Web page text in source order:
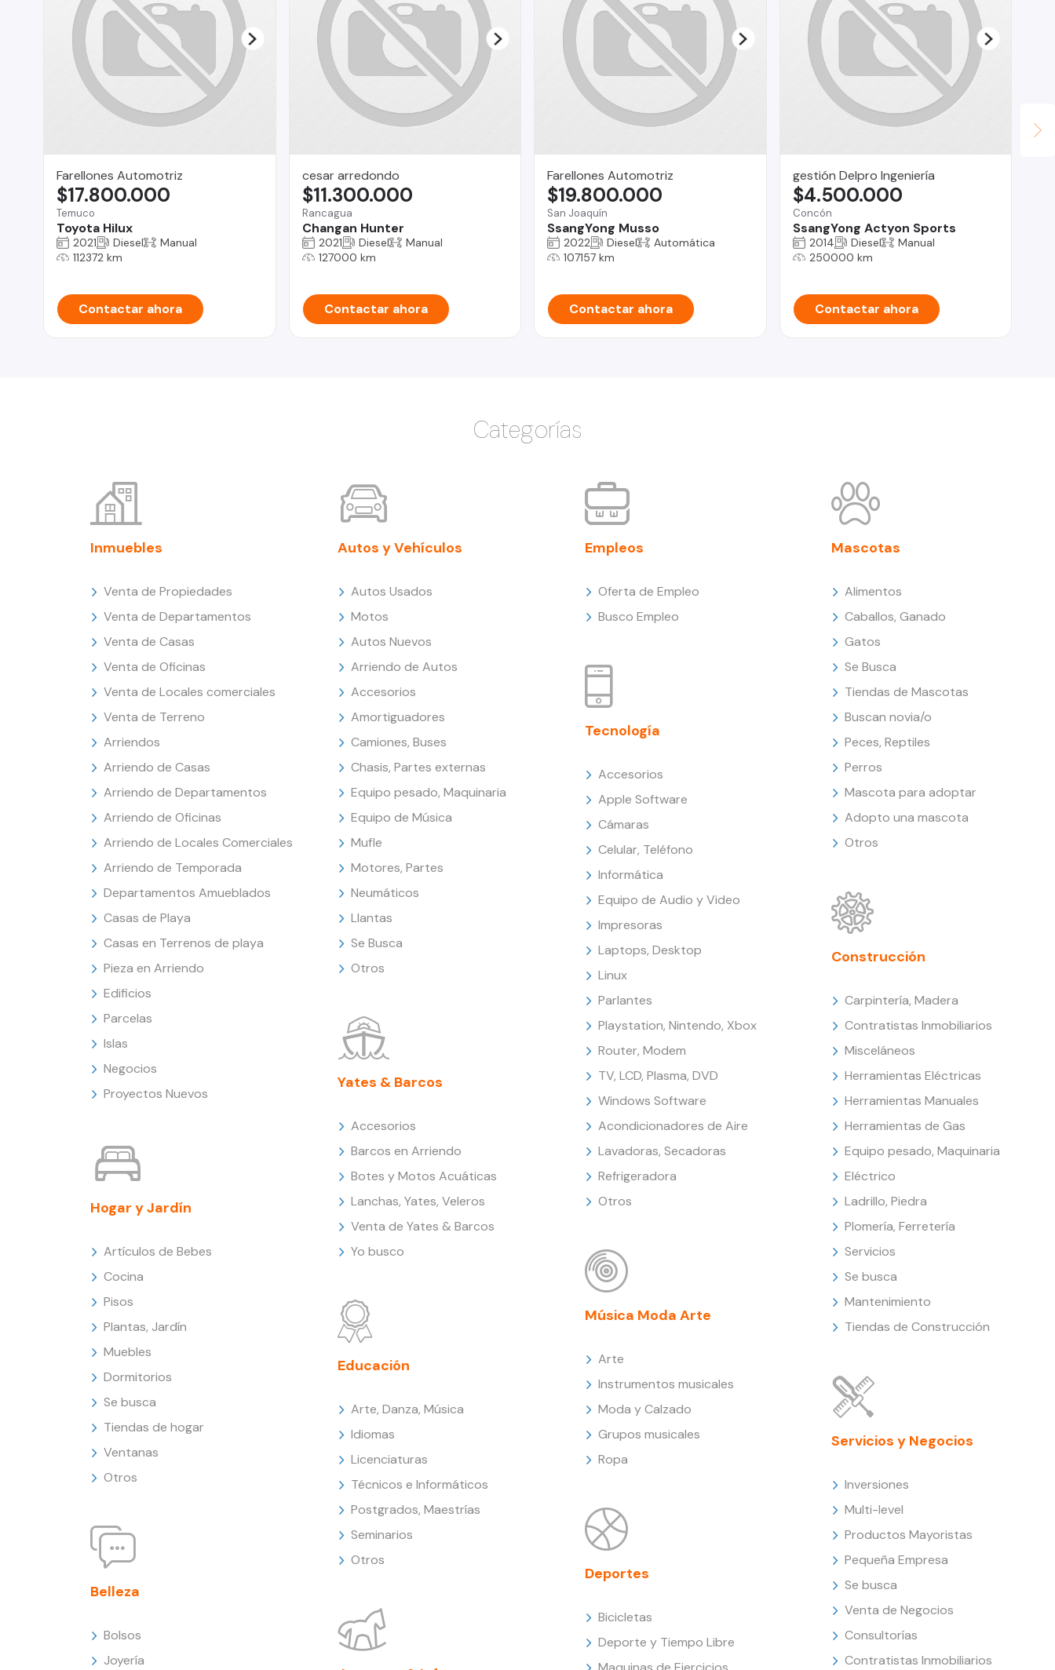
Farellones Automotriz
Temuco
Toyota Hilux
$17.800.000
2021 Diesel
Manual
112372 km
Contactar ahora
cesar arredondo
Rancagua
Changan Hunter
$11.300.000
2021 Diesel
Manual
127000 km
Contactar ahora
Farellones Automotriz
San Joaquín
SsangYong Musso
$19.800.000
2022 Diesel
Automática
107157 km
Contactar ahora
gestión Delpro Ingeniería
Concón
SsangYong Actyon Sports
$4.500.000
2014 Diesel
Manual
250000 km
Contactar ahora
Categorías
Inmuebles
Venta de Propiedades
Venta de Departamentos
Venta de Casas
Venta de Oficinas
Venta de Locales comerciales
Venta de Terreno
Arriendos
Arriendo de Casas
Arriendo de Departamentos
Arriendo de Oficinas
Arriendo de Locales Comerciales
Arriendo de Temporada
Departamentos Amueblados
Casas de Playa
Casas en Terrenos de playa
Pieza en Arriendo
Edificios
Parcelas
Islas
Negocios
Proyectos Nuevos
Hogar y Jardín
Artículos de Bebes
Cocina
Pisos
Plantas, Jardín
Muebles
Dormitorios
Se busca
Tiendas de hogar
Ventanas
Otros
Belleza
Bolsos
Joyería
Autos y Vehículos
Autos Usados
Motos
Autos Nuevos
Arriendo de Autos
Accesorios
Amortiguadores
Camiones, Buses
Chasis, Partes externas
Equipo pesado, Maquinaria
Equipo de Música
Mufle
Motores, Partes
Neumáticos
Llantas
Se Busca
Otros
Yates & Barcos
Accesorios
Barcos en Arriendo
Botes y Motos Acuáticas
Lanchas, Yates, Veleros
Venta de Yates & Barcos
Yo busco
Educación
Arte, Danza, Música
Idiomas
Licenciaturas
Técnicos e Informáticos
Postgrados, Maestrías
Seminarios
Otros
Empleos
Oferta de Empleo
Busco Empleo
Tecnología
Accesorios
Apple Software
Cámaras
Celular, Teléfono
Informática
Equipo de Audio y Video
Impresoras
Laptops, Desktop
Linux
Parlantes
Playstation, Nintendo, Xbox
Router, Modem
TV, LCD, Plasma, DVD
Windows Software
Acondicionadores de Aire
Lavadoras, Secadoras
Refrigeradora
Otros
Música Moda Arte
Arte
Instrumentos musicales
Moda y Calzado
Grupos musicales
Ropa
Deportes
Bicicletas
Deporte y Tiempo Libre
Mascotas
Alimentos
Caballos, Ganado
Gatos
Se Busca
Tiendas de Mascotas
Buscan novia/o
Peces, Reptiles
Perros
Mascota para adoptar
Adopto una mascota
Otros
Construcción
Carpintería, Madera
Contratistas Inmobiliarios
Misceláneos
Herramientas Eléctricas
Herramientas Manuales
Herramientas de Gas
Equipo pesado, Maquinaria
Eléctrico
Ladrillo, Piedra
Plomería, Ferretería
Servicios
Se busca
Mantenimiento
Tiendas de Construcción
Servicios y Negocios
Inversiones
Multi-level
Productos Mayoristas
Pequeña Empresa
Se busca
Venta de Negocios
Consultorías
Contratistas Inmobiliarios